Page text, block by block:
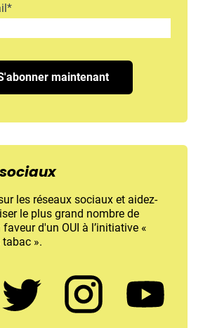
*
les réseaux sociaux et aidez-
le plus grand nombre de
d'un OUI à l’initiative «
».